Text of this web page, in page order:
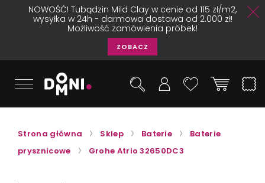
NOWOŚĆ! Tubądzin Mild Clay w cenie od 115 zł/m2,
wysyłka w 24h - darmowa dostawa od 2.000 zł!
Możliwość zamówienia próbek!
ZOBACZ
Strona główna Sklep Baterie
Baterie
prysznicowe
Grohe Atrio 32650DC3